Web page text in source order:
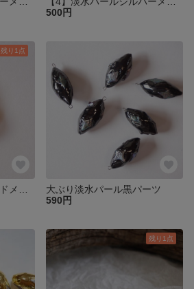
500円
残り1点
大ぶり淡水パール黒パーツ
590円
残り1点